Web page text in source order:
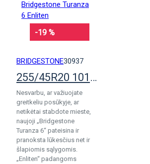
-19 %
BRIDGESTONE30937
255/45R20 101T Bridgestone Turanza 6 Enliten
Nesvarbu, ar važiuojate
greitkeliu posūkyje, ar
netikėtai stabdote mieste,
naujoji „Bridgestone
Turanza 6“ pateisina ir
pranoksta lūkesčius net ir
šlapiomis sąlygomis.
„Enliten“ padangoms